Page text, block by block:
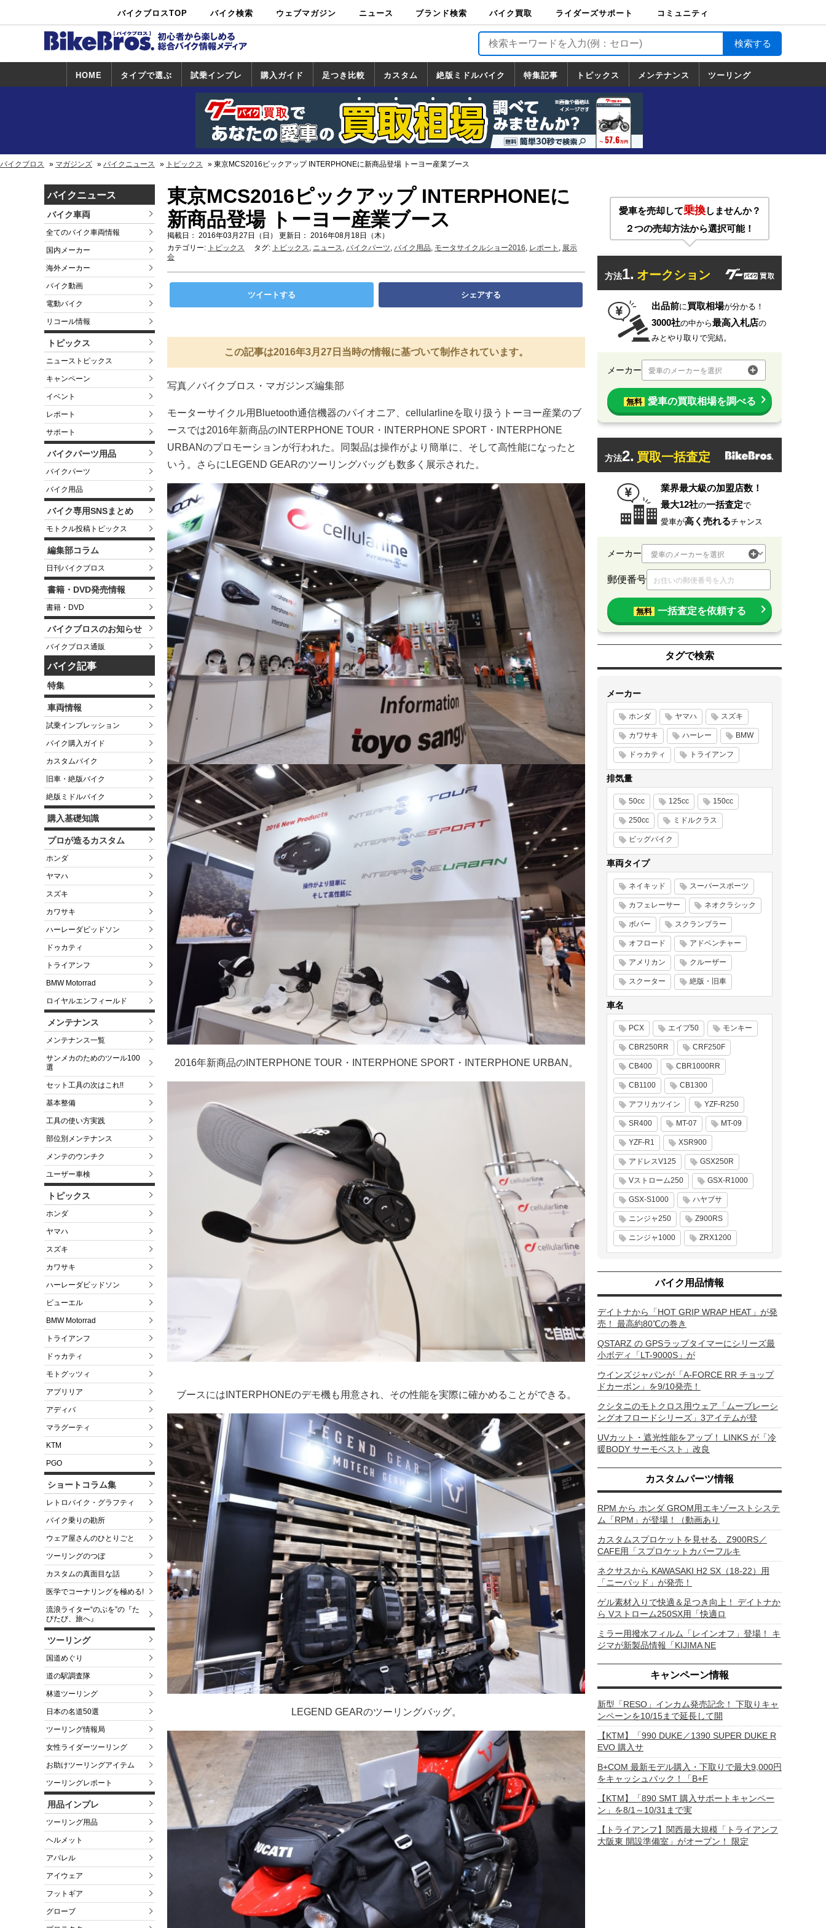
バイクブロスTOP バイク検索
中古バイ
ク・新車検
カタログ検
索
ショップ検
索
ウェブマガジン ニュース ブランド検索 バイク買取
バイク買取
ライダーズサポート
ライダーズサポート
TOP
バイク輸送
バイクガレージライ
フ
バイク車両保険
ロードサービス
バイク試乗
コミュニティ
HOME タイプで選ぶ 試乗インプレ
試乗インプレ
一覧
ホンダ
ヤマハ
スズキ
カワサキ
ハーレー
BMW
トライアンフ
ドゥカティ
購入ガイド
一覧
足つき比較 カスタム
カスタム
一覧
ホンダ
ヤマハ
スズキ
カワサキ
絶版ミドルバイク
絶版ミドルバイク
一覧
ホンダ
ヤマハ
スズキ
カワサキ
特集記事 トピックス
トピックス
一覧
ホンダ
ヤマハ
スズキ
カワサキ
ハーレーダ
ビッドソン
BMW
ドゥカティ
トライアン
フ
メンテナンス ツーリング
道の駅調査隊
ツーリング情報局
日本の道50選
国道めぐり
林道ツーリング
バイクブロス マガジンズ バイクニュース トピックス 東京MCS2016ピックアップ INTERPHONEに新商品登場 トーヨー産業ブース
バイクニュース
バイク車両
全てのバイク車両情報
国内メーカー
海外メーカー
バイク動画
電動バイク
リコール情報
トピックス
ニューストピックス
キャンペーン
イベント
レポート
サポート
バイクパーツ用品
バイクパーツ
バイク用品
バイク専用SNSまとめ
モトクル投稿トピックス
編集部コラム
日刊バイクブロス
書籍・DVD発売情報
書籍・DVD
バイクブロスのお知らせ
バイクブロス通販
バイク記事
特集
車両情報
試乗インプレッション
バイク購入ガイド
カスタムバイク
旧車・絶版バイク
絶版ミドルバイク
購入基礎知識
プロが造るカスタム
ホンダ
ヤマハ
スズキ
カワサキ
ハーレーダビッドソン
ドゥカティ
トライアンフ
BMW Motorrad
ロイヤルエンフィールド
メンテナンス
メンテナンス一覧
サンメカのためのツール100
選
セット工具の次はこれ!!
基本整備
工具の使い方実践
部位別メンテナンス
メンテのウンチク
ユーザー車検
トピックス
ホンダ
ヤマハ
スズキ
カワサキ
ハーレーダビッドソン
ビューエル
BMW Motorrad
トライアンフ
ドゥカティ
モトグッツィ
アプリリア
アディバ
マラグーティ
KTM
PGO
ショートコラム集
レトロバイク・グラフティ
バイク乗りの勘所
ウェア屋さんのひとりごと
ツーリングのつぼ
カスタムの真面目な話
医学でコーナリングを極める!
流浪ライター“のぶを”の『た
びたび、旅へ』
ツーリング
国道めぐり
道の駅調査隊
林道ツーリング
日本の名道50選
ツーリング情報局
女性ライダーツーリング
お助けツーリングアイテム
ツーリングレポート
用品インプレ
ツーリング用品
ヘルメット
アパレル
アイウェア
フットギア
グローブ
東京MCS2016ピックアップ INTERPHONEに
新商品登場 トーヨー産業ブース
掲載日： 2016年03月27日（日） 更新日： 2016年08月18日（木）
カテゴリー: トピックス タグ: トピックス, ニュース, バイクパーツ, バイク用品, モータサイクルショー2016, レポート , 展示
会
ツイートする シェアする
この記事は2016年3月27日当時の情報に基づいて制作されています。
写真／バイクブロス・マガジンズ編集部
モーターサイクル用Bluetooth通信機器のパイオニア、cellularlineを取り扱うトーヨー産業のブ
ースでは2016年新商品のINTERPHONE TOUR・INTERPHONE SPORT・INTERPHONE
URBANのプロモーションが行われた。同製品は操作がより簡単に、そして高性能になったと
いう。さらにLEGEND GEARのツーリングバッグも数多く展示された。
2016年新商品のINTERPHONE TOUR・INTERPHONE SPORT・INTERPHONE URBAN。
ブースにはINTERPHONEのデモ機も用意され、その性能を実際に確かめることができる。
LEGEND GEARのツーリングバッグ。
愛車を売却して乗換しませんか？
２つの売却方法から選択可能！
方法1. オークション
出品前に買取相場が分かる！
3000社の中から最高入札店の
みとやり取りで完結。
メーカー 愛車のメーカーを選択
無料 愛車の買取相場を調べる
方法2. 買取一括査定
業界最大級の加盟店数！
最大12社の一括査定で
愛車が高く売れるチャンス
メーカー
郵便番号
無料 一括査定を依頼する
タグで検索
メーカー
ホンダ ヤマハ スズキ
カワサキ ハーレー BMW
ドゥカティ トライアンフ
排気量
50cc 125cc 150cc
250cc ミドルクラス
ビッグバイク
車両タイプ
ネイキッド スーパースポーツ
カフェレーサー ネオクラシック
ボバー スクランブラー
オフロード アドベンチャー
アメリカン クルーザー
スクーター 絶版・旧車
車名
PCX エイプ50 モンキー
CBR250RR CRF250F
CB400 CBR1000RR
CB1100 CB1300
アフリカツイン YZF-R250
SR400 MT-07 MT-09
YZF-R1 XSR900
アドレスV125 GSX250R
Vストローム250 GSX-R1000
GSX-S1000 ハヤブサ
ニンジャ250 Z900RS
ニンジャ1000 ZRX1200
バイク用品情報
デイトナから「HOT GRIP WRAP HEAT」が発
売！ 最高約80℃の巻き
QSTARZ の GPSラップタイマーにシリーズ最
小ボディ「LT-9000S」が
ウインズジャパンが「A-FORCE RR チョップ
ドカーボン」を9/10発売！
クシタニのモトクロス用ウェア「ムーブレーシ
ングオフロードシリーズ」3アイテムが登
UVカット・遮光性能をアップ！ LINKS が「冷
暖BODY サーモベスト」改良
カスタムパーツ情報
RPM から ホンダ GROM用エキゾーストシステ
ム「RPM」が登場！（動画あり
カスタムスプロケットを見せる、Z900RS／
CAFE用「スプロケットカバーフルキ
ネクサスから KAWASAKI H2 SX（18-22）用
「ニーパッド」が発売！
ゲル素材入りで快適＆足つき向上！ デイトナか
ら Vストローム250SX用「快適ロ
ミラー用撥水フィルム「レインオフ」登場！ キ
ジマが新製品情報「KIJIMA NE
キャンペーン情報
新型「RESO」インカム発売記念！ 下取りキャ
ンペーンを10/15まで延長して開
【KTM】「990 DUKE／1390 SUPER DUKE R
EVO 購入サ
B+COM 最新モデル購入・下取りで最大9,000円
をキャッシュバック！「B+F
【KTM】「890 SMT 購入サポートキャンペー
ン」を8/1～10/31まで実
【トライアンフ】関西最大規模「トライアンフ
大阪東 開設準備室」がオープン！ 限定